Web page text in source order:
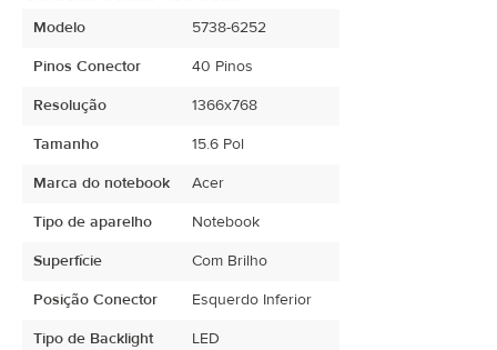
Modelo
5738-6252
Pinos Conector
40 Pinos
Resolução
1366x768
Tamanho
15.6 Pol
Marca do notebook
Acer
Tipo de aparelho
Notebook
Superfície
Com Brilho
Posição Conector
Esquerdo Inferior
Tipo de Backlight
LED